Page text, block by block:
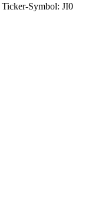
Ticker-Symbol: JI0